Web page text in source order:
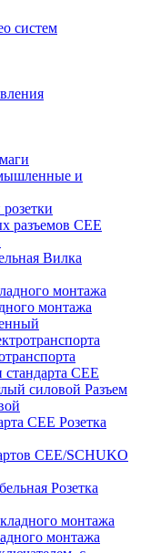
систем
и
разъемов CEE
Вилка
монтажа
CEE
Разъем
Розетка
CEE/SCHUKO
Розетка
монтажа